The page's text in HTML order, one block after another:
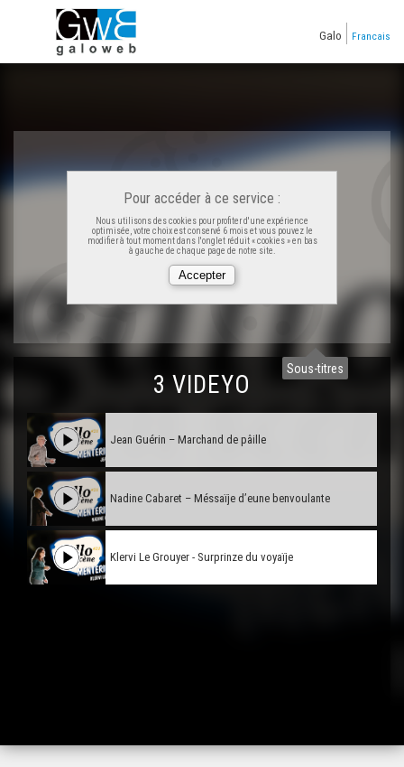
Galo Francais
Sous-titres
Pour accéder à ce service :
Nous utilisons des cookies pour profiter d'une expérience
optimisée, votre choix est conservé 6 mois et vous pouvez le
modifier à tout moment dans l'onglet réduit « cookies » en bas
à gauche de chaque page de notre site.
3 VIDEYO
Jean Guérin – Marchand de pâille
Nadine Cabaret – Méssaïje d’eune benvoulante
Klervi Le Grouyer - Surprinze du voyaïje